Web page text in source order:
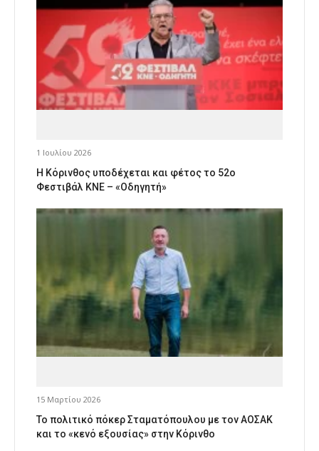
1 Ιουλίου 2026
Η Κόρινθος υποδέχεται και φέτος το 52ο
Φεστιβάλ ΚΝΕ – «Οδηγητή»
15 Μαρτίου 2026
Το πολιτικό πόκερ Σταματόπουλου με τον ΑΟΣΑΚ
και το «κενό εξουσίας» στην Κόρινθο